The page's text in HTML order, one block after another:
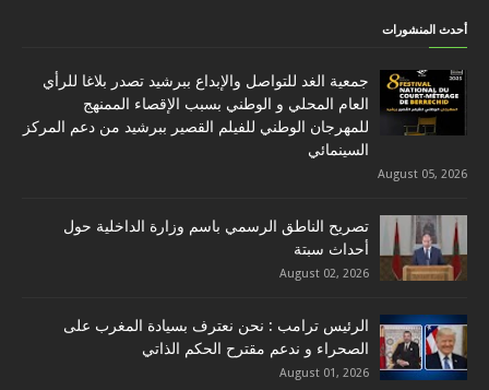
أحدث المنشورات
جمعية الغد للتواصل والإبداع ببرشيد تصدر بلاغا للرأي
العام المحلي و الوطني بسبب الإقصاء الممنهج
للمهرجان الوطني للفيلم القصير ببرشيد من دعم المركز
السينمائي
August 05, 2026
تصريح الناطق الرسمي باسم وزارة الداخلية حول
أحداث سبتة
August 02, 2026
الرئيس ترامب : نحن نعترف بسيادة المغرب على
الصحراء و ندعم مقترح الحكم الذاتي
August 01, 2026